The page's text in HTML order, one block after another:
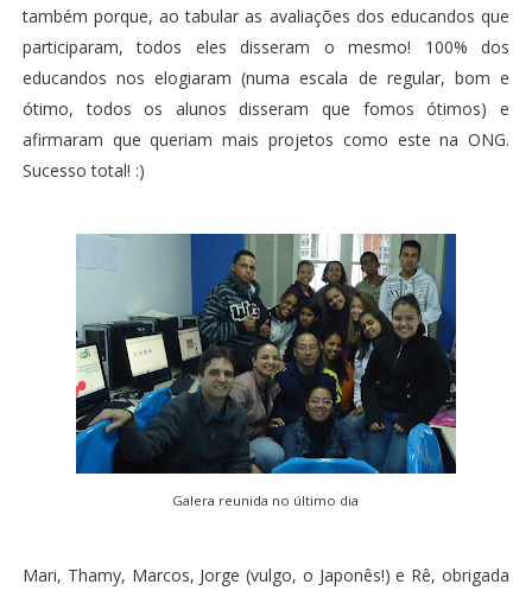
também porque, ao tabular as avaliações dos educandos que
participaram, todos eles disseram o mesmo! 100% dos
educandos nos elogiaram (numa escala de regular, bom e
ótimo, todos os alunos disseram que fomos ótimos) e
afirmaram que queriam mais projetos como este na ONG.
Sucesso total! :)
Galera reunida no último dia
Mari, Thamy, Marcos, Jorge (vulgo, o Japonês!) e Rê, obrigada